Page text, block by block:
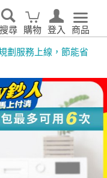
搜尋 購物 登入 商品
劃服務上線，節能省